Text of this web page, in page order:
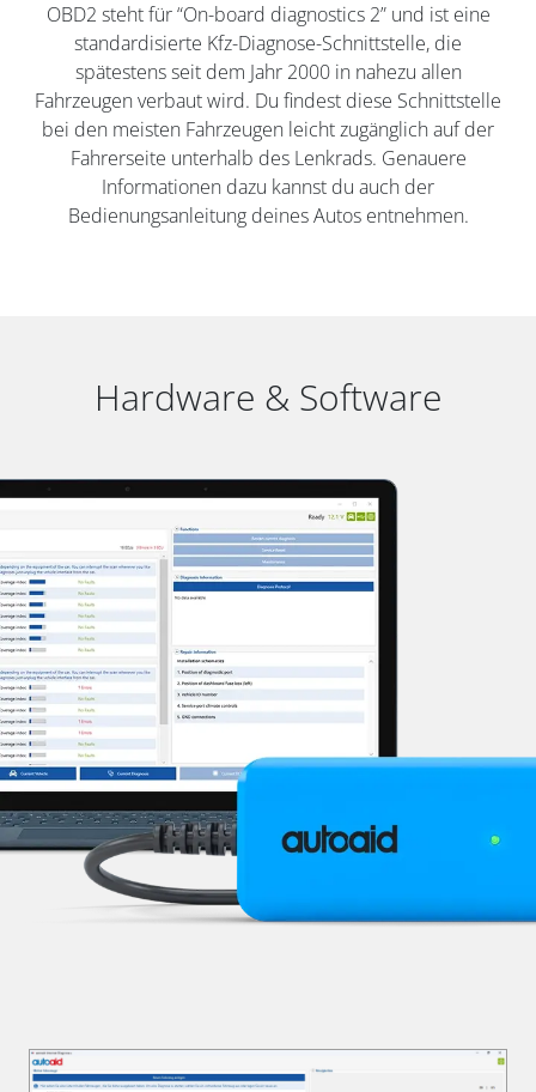
OBD2 steht für “On-board diagnostics 2” und ist eine
standardisierte Kfz-Diagnose-Schnittstelle, die
spätestens seit dem Jahr 2000 in nahezu allen
Fahrzeugen verbaut wird. Du findest diese Schnittstelle
bei den meisten Fahrzeugen leicht zugänglich auf der
Fahrerseite unterhalb des Lenkrads. Genauere
Informationen dazu kannst du auch der
Bedienungsanleitung deines Autos entnehmen.
Hardware & Software